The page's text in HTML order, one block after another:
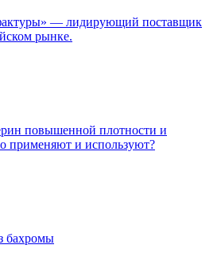
— лидирующий поставщик
рынке.
повышенной плотности и
применяют и используют?
бахромы